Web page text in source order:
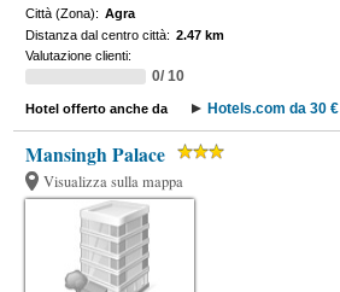
Città (Zona): Agra
Distanza dal centro città: 2.47 km
Valutazione clienti:
0/ 10
Hotel offerto anche da Hotels.com da 30 €
Mansingh Palace
Visualizza sulla mappa